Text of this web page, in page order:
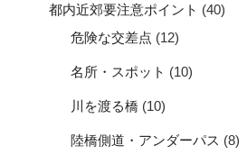
都内近郊要注意ポイント (40)
危険な交差点 (12)
名所・スポット (10)
川を渡る橋 (10)
陸橋側道・アンダーパス (8)